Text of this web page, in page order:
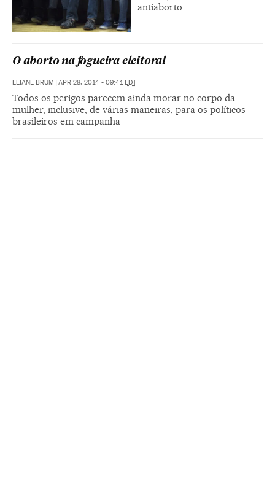
antiaborto
O aborto na fogueira eleitoral
ELIANE BRUM | APR 28, 2014 - 09:41EDT
Todos os perigos parecem ainda morar no corpo da
mulher, inclusive, de várias maneiras, para os políticos
brasileiros em campanha